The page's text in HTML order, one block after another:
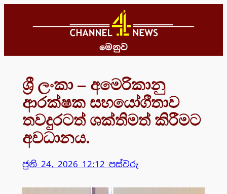
මෙනුව
ශ්‍රී ලංකා – අමෙරිකානු
ආරක්ෂක සහයෝගීතාව
තවදුරටත් ශක්තිමත් කිරීමට
අවධානය.
ජුනි 24, 2026 12:12 පස්වරු